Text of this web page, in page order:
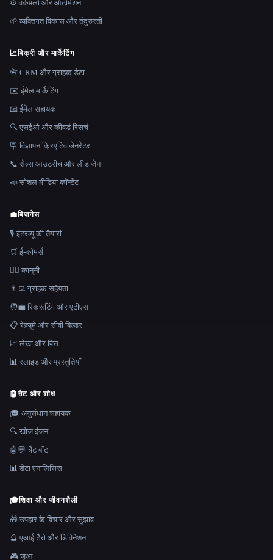
⚙️ वर्कफ़्लो और ऑटोमेशन
🌱 व्यक्तिगत विकास और तंदुरुस्ती
📈बिक्री और मार्केटिंग
📇 CRM और ग्राहक डेटा
✉️ ईमेल मार्केटिंग
📧 ईमेल सहायक
🔍 एसईओ और कीवर्ड रिसर्च
🪧 विज्ञापन क्रिएटिव जेनरेटर
📞 सेल्स आउटरीच और लीड जेन
📣 सोशल मीडिया कॉन्टेंट
💼बिज़नेस
🎙️ इंटरव्यू की तैयारी
🛒 ई-कॉमर्स
👩‍⚖️ कानूनी
👨‍💻 ग्राहक सहेयता
🧑‍💼 रिक्रूटिंग और एटीएस
📋 रेज़्यूमे और सीवी बिल्डर
📈 लेखा और वित्त
📊 स्लाइड और प्रस्तुतियाँ
🤖चैट और शोध
🎓 अनुसंधान सहायक
🔍 खोज इंजन
🤖💬 चैट बॉट
📊 डेटा एनालिसिस
🎓शिक्षा और जीवनशैली
🎁 उपहार के विचार और सुझाव
🔮 एआई टैरो और डिविनेशन
🎮 जुआ